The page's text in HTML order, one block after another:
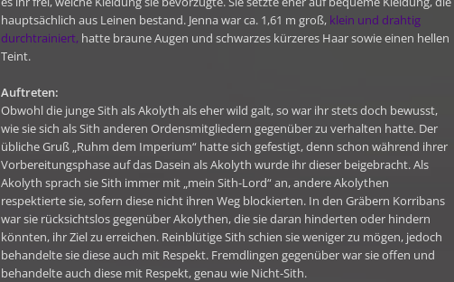
hauptsächlich aus Leinen bestand. Jenna war ca. 1,61 m groß, klein und drahtig
durchtrainiert, hatte braune Augen und schwarzes kürzeres Haar sowie einen hellen
Teint.
Auftreten:
Obwohl die junge Sith als Akolyth als eher wild galt, so war ihr stets doch bewusst,
wie sie sich als Sith anderen Ordensmitgliedern gegenüber zu verhalten hatte. Der
übliche Gruß „Ruhm dem Imperium“ hatte sich gefestigt, denn schon während ihrer
Vorbereitungsphase auf das Dasein als Akolyth wurde ihr dieser beigebracht. Als
Akolyth sprach sie Sith immer mit „mein Sith-Lord“ an, andere Akolythen
respektierte sie, sofern diese nicht ihren Weg blockierten. In den Gräbern Korribans
war sie rücksichtslos gegenüber Akolythen, die sie daran hinderten oder hindern
könnten, ihr Ziel zu erreichen. Reinblütige Sith schien sie weniger zu mögen, jedoch
behandelte sie diese auch mit Respekt. Fremdlingen gegenüber war sie offen und
behandelte auch diese mit Respekt, genau wie Nicht-Sith.